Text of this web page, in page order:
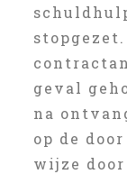
geval
na
op de
wijze